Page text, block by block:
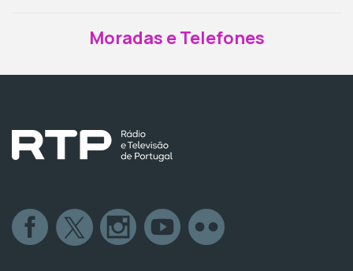
Moradas e Telefones